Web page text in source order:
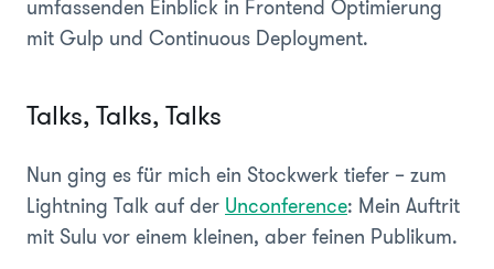
umfassenden Einblick in Frontend Optimierung
mit Gulp und Continuous Deployment.
Talks, Talks, Talks
Nun ging es für mich ein Stockwerk tiefer – zum
Lightning Talk auf der Unconference: Mein Auftrit
mit Sulu vor einem kleinen, aber feinen Publikum.